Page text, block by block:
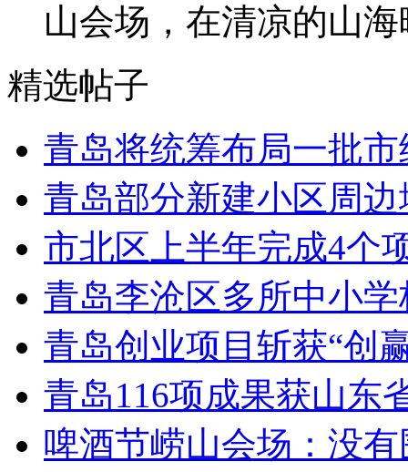
山会场，在清凉的山
精选帖子
青岛将统筹布局一批市
青岛部分新建小区周
市北区上半年完成4个
青岛李沧区多所中小
青岛创业项目斩获“创
青岛116项成果获山东
啤酒节崂山会场：没有